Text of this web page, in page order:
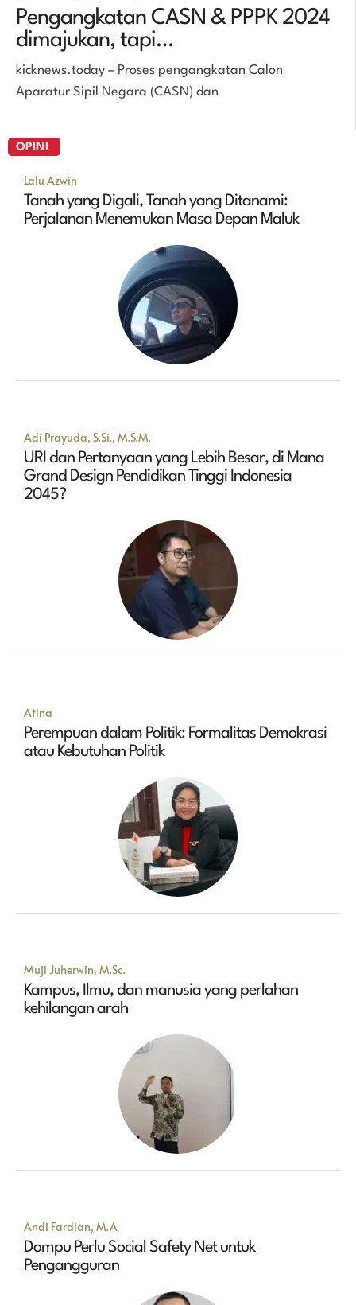
Pengangkatan CASN & PPPK 2024
dimajukan, tapi…
kicknews.today – Proses pengangkatan Calon
Aparatur Sipil Negara (CASN) dan
OPINI
Lalu Azwin
Tanah yang Digali, Tanah yang Ditanami:
Perjalanan Menemukan Masa Depan Maluk
Adi Prayuda, S.Si., M.S.M.
URI dan Pertanyaan yang Lebih Besar, di Mana
Grand Design Pendidikan Tinggi Indonesia
2045?
Atina
Perempuan dalam Politik: Formalitas Demokrasi
atau Kebutuhan Politik
Muji Juherwin, M.Sc.
Kampus, Ilmu, dan manusia yang perlahan
kehilangan arah
Andi Fardian, M.A
Dompu Perlu Social Safety Net untuk
Pengangguran